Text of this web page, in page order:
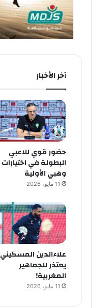
آخر الأخبار
حضور قوي للاعبي
البطولة في اختيارات
وهبي الأولية
11 مايو، 2026
علاءالدين المسكيني
يعتذر للجماهير
المغربية!
11 مايو، 2026